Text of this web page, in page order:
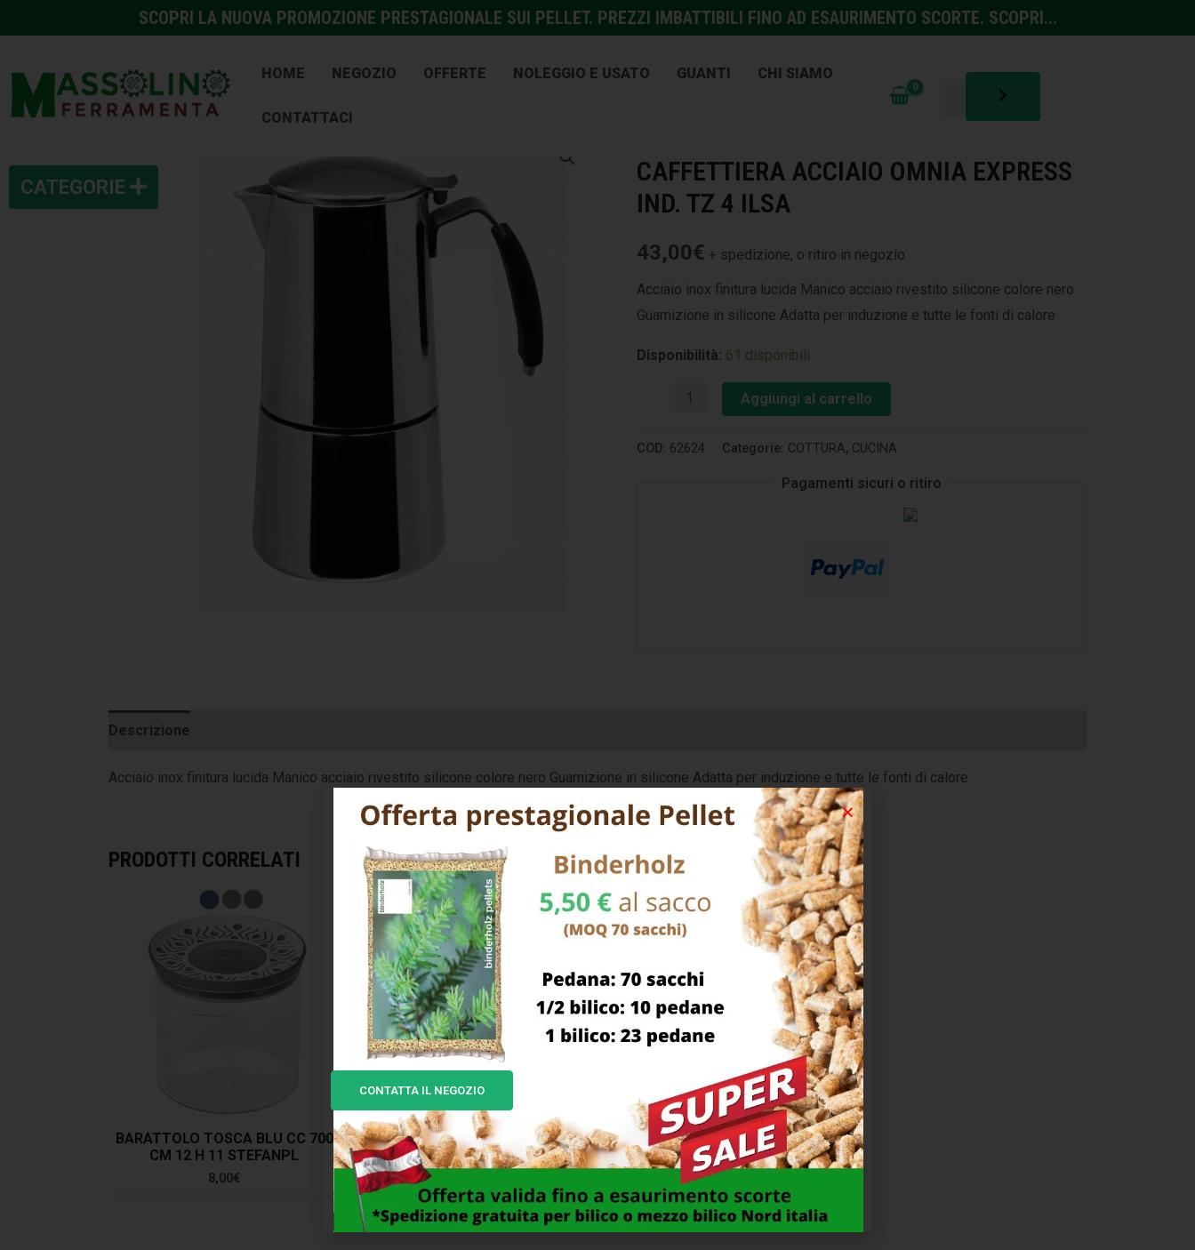
SCOPRI LA NUOVA PROMOZIONE PRESTAGIONALE SUI PELLET. PREZZI IMBATTIBILI FINO AD ESAURIMENTO SCORTE. SCOPRI...
HOME NEGOZIO OFFERTE NOLEGGIO E USATO GUANTI CHI SIAMO
CONTATTACI
CAFFETTIERA ACCIAIO OMNIA EXPRESS
IND. TZ 4 ILSA
43,00€ + spedizione, o ritiro in negozio
Acciaio inox finitura lucida Manico acciaio rivestito silicone colore nero
Guarnizione in silicone Adatta per induzione e tutte le fonti di calore
Disponibilità: 61 disponibili
Aggiungi al carrello
COD: 62624 Categorie: COTTURA, CUCINA
Pagamenti sicuri o ritiro
Descrizione
Acciaio inox finitura lucida Manico acciaio rivestito silicone colore nero Guarnizione in silicone Adatta per induzione e tutte le fonti di calore
PRODOTTI CORRELATI
BARATTOLO TOSCA BLU CC 700
CM 12 H 11 STEFANPL
8,00€
BARATTOLO CERAMICA SALE
10×10 H 13 BELLINTAVOLA
BARATTOLO ALLUMINIO CAFFE’
CM 10 H 12 OTTINETTI
15,00
CONTATTA IL NEGOZIO